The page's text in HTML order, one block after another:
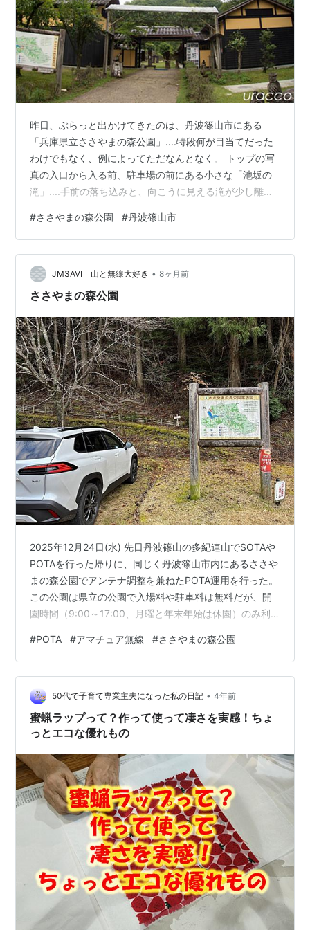
昨日、ぶらっと出かけてきたのは、丹波篠山市にある
「兵庫県立ささやまの森公園」....特段何が目当てだった
わけでもなく、例によってただなんとなく。 トップの写
真の入口から入る前、駐車場の前にある小さな「池坂の
滝」....手前の落ち込みと、向こうに見える滝が少し離れ
これでも水量が多い方なのかも!? 見ての通り曇ってて日
差しもそれほど感じないし、イヤになるほど暑くもな
く....さすがに雨も降らないだろうと、ぶらぶらと奥の方
まで歩いてみた。 この池(?)の周りの木には、モリアオガ
エルの卵塊（泡巣）がぶら下がっているのをよく見かけ
#ささやまの森公園 #丹波篠山市
JM3AVI 山と無線大好き • 8ヶ月前
ささやまの森公園
2025年12月24日(水) 先日丹波篠山の多紀連山でSOTAや
POTAを行った帰りに、同じく丹波篠山市内にあるささや
まの森公園でアンテナ調整を兼ねたPOTA運用を行った。
この公園は県立の公園で入場料や駐車料は無料だが、開
園時間（9:00～17:00、月曜と年末年始は休園）のみ利
おき設営をする。アンテナはHF40CLをマグネット基台
で車の屋根に乗せた。7MhzでSWRを測定すると大分上の
ほうにずれているようだ。何度も基台から外してエレメ
ントを調整し何とか7.020Mhz付近でSWRが1.2位まで落
ちた。 リグはIC-705の10W運用。POT…
#POTA #アマチュア無線 #ささやまの森公園
50代で子育て専業主夫になった私の日記 • 4年前
蜜蝋ラップって？作って使って凄さを実感！ちょ
っとエコな優れもの